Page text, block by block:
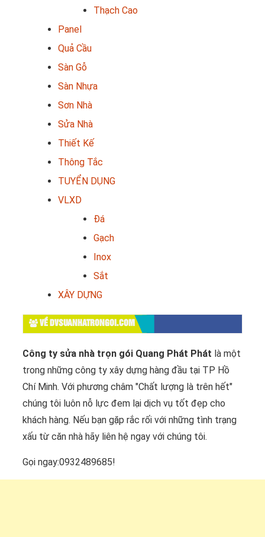
Thạch Cao
Panel
Quả Cầu
Sàn Gỗ
Sàn Nhựa
Sơn Nhà
Sửa Nhà
Thiết Kế
Thông Tắc
TUYỂN DỤNG
VLXD
Đá
Gạch
Inox
Sắt
XÂY DỰNG
VỀ DVSUANHATRONGOI.COM
Công ty sửa nhà trọn gói Quang Phát Phát là một
trong những công ty xây dựng hàng đầu tại TP Hồ
Chí Minh. Với phương châm "Chất lượng là trên hết"
chúng tôi luôn nỗ lực đem lại dịch vụ tốt đẹp cho
khách hàng. Nếu bạn gặp rắc rối với những tình trạng
xấu từ căn nhà hãy liên hệ ngay với chúng tôi.
Gọi ngay:0932489685!